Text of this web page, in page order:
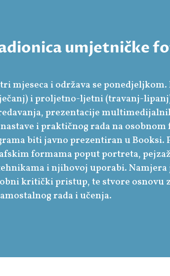
umjetničke
mjeseca i održava se ponedjeljkom.
i proljetno-ljetni (travanj-
prezentacije
i praktičnog rada na
biti javno prezentiran u Booksi.
formama poput portreta,
i njihovoj uporabi. Namjera
kritički pristup, te stvore osnovu
rada i učenja.